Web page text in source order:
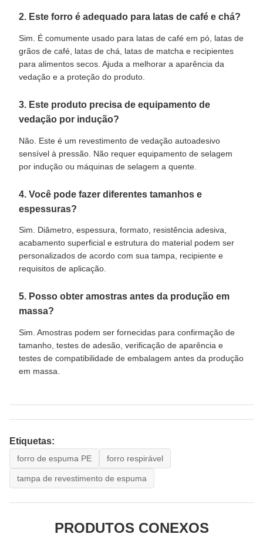
2. Este forro é adequado para latas de café e chá?
Sim. É comumente usado para latas de café em pó, latas de
grãos de café, latas de chá, latas de matcha e recipientes
para alimentos secos. Ajuda a melhorar a aparência da
vedação e a proteção do produto.
3. Este produto precisa de equipamento de
vedação por indução?
Não. Este é um revestimento de vedação autoadesivo
sensível à pressão. Não requer equipamento de selagem
por indução ou máquinas de selagem a quente.
4. Você pode fazer diferentes tamanhos e
espessuras?
Sim. Diâmetro, espessura, formato, resistência adesiva,
acabamento superficial e estrutura do material podem ser
personalizados de acordo com sua tampa, recipiente e
requisitos de aplicação.
5. Posso obter amostras antes da produção em
massa?
Sim. Amostras podem ser fornecidas para confirmação de
tamanho, testes de adesão, verificação de aparência e
testes de compatibilidade de embalagem antes da produção
em massa.
Etiquetas:
forro de espuma PE forro respirável
tampa de revestimento de espuma
PRODUTOS CONEXOS